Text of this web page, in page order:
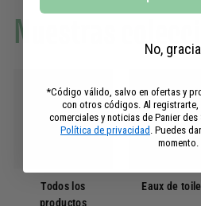
Nuestras
Todos los
productos
Eaux de
No,
*Código válido, salvo en ofertas y
con otros códigos. Al
comerciales y noticias de Panier
Política de privacidad . Puedes
momento.